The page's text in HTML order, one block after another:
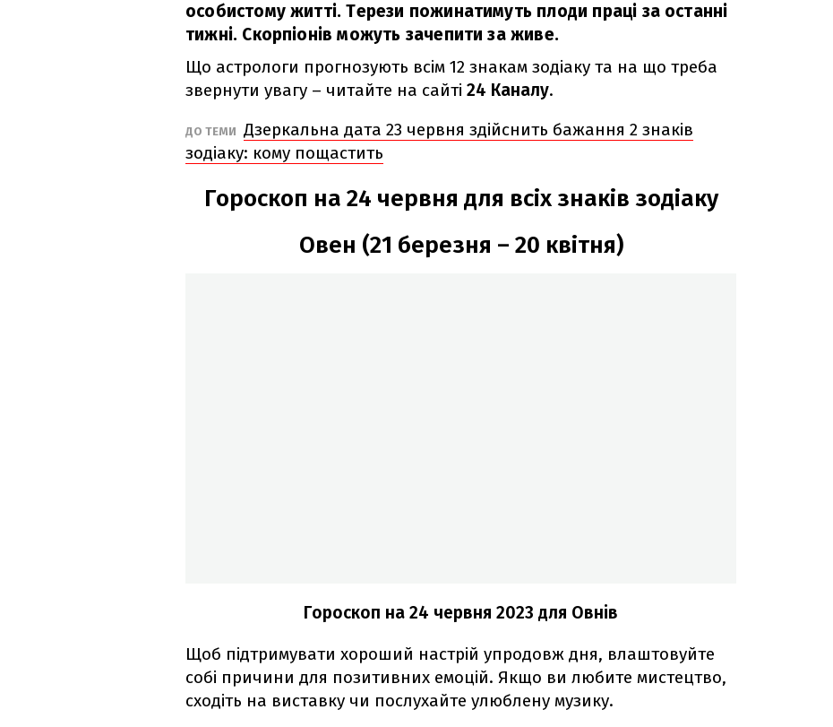
особистому житті. Терези пожинатимуть плоди праці за останні
тижні. Скорпіонів можуть зачепити за живе.
Що астрологи прогнозують всім 12 знакам зодіаку та на що треба
звернути увагу – читайте на сайті 24 Каналу.
ДО ТЕМИ Дзеркальна дата 23 червня здійснить бажання 2 знаків
зодіаку: кому пощастить
Гороскоп на 24 червня для всіх знаків зодіаку
Овен (21 березня – 20 квітня)
Гороскоп на 24 червня 2023 для Овнів
Щоб підтримувати хороший настрій упродовж дня, влаштовуйте
собі причини для позитивних емоцій. Якщо ви любите мистецтво,
сходіть на виставку чи послухайте улюблену музику.